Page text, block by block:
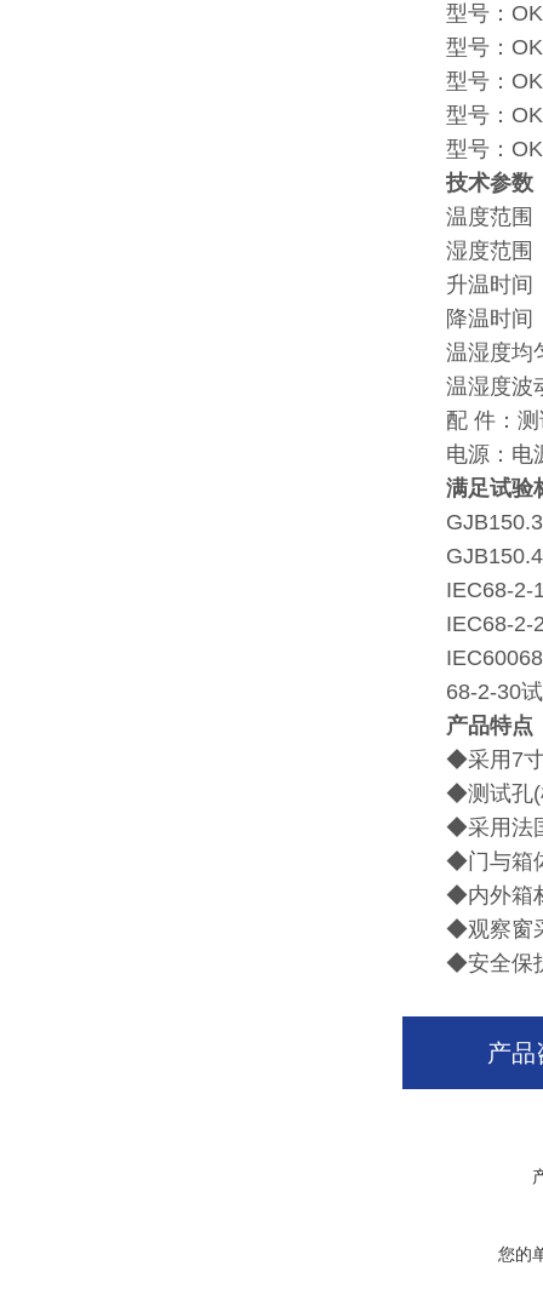
型号：OK-
型号：OK-
型号：OK-
型号：OK-
型号：OK-
技术参数
温度范围
湿度范围：
升温时间
降温时间
温湿度均匀
温湿度波动
配 件：测试
电源：电源
满足试验
GJB150.3-
GJB150.4-
IEC68-2-1
IEC68-2-2
IEC60068-
68-2-30试
产品特点
◆采用7寸彩
◆测试孔(机
◆采用法国
◆门与箱体
◆内外箱材
◆观察窗采
◆安全保护
产品
您的